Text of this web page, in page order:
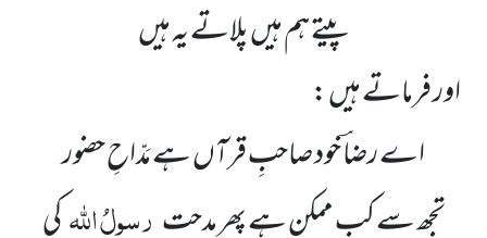
پیتے ہم ہیں پلاتے یہ ہیں
اور فرماتے ہیں :
اے رضاؔ خود صاحبِ قرآں ہے مَدّاحِ حضور
تجھ سے کب ممکن ہے پھر مدحت رسولُ اللّٰہکی